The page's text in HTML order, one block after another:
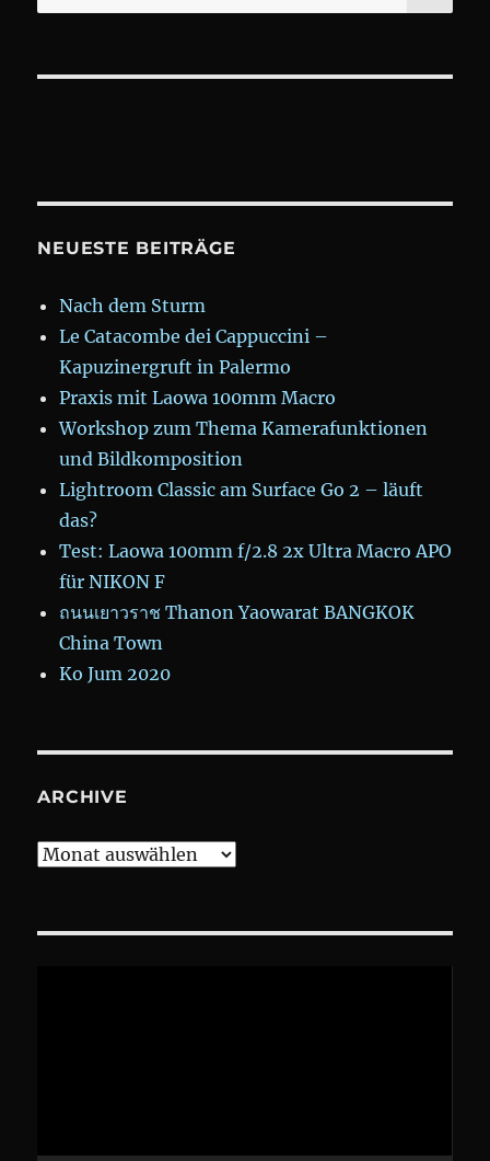
for:
NEUESTE BEITRÄGE
Nach dem Sturm
Le Catacombe dei Cappuccini –
Kapuzinergruft in Palermo
Praxis mit Laowa 100mm Macro
Workshop zum Thema Kamerafunktionen
und Bildkomposition
Lightroom Classic am Surface Go 2 – läuft
das?
Test: Laowa 100mm f/2.8 2x Ultra Macro APO
für NIKON F
ถนนเยาวราช Thanon Yaowarat BANGKOK
China Town
Ko Jum 2020
ARCHIVE
Archive